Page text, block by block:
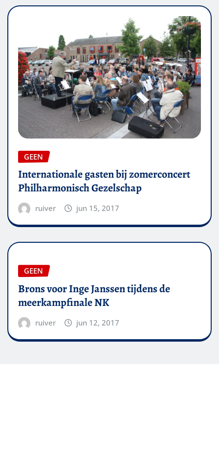
GEEN
Internationale gasten bij zomerconcert
Philharmonisch Gezelschap
ruiver jun 15, 2017
GEEN
Brons voor Inge Janssen tijdens de
meerkampfinale NK
ruiver jun 12, 2017